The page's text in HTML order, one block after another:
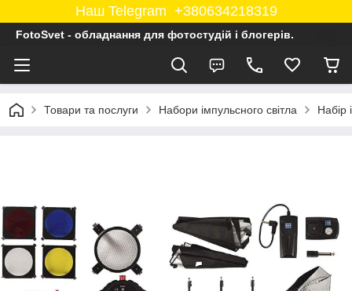
Наш Telegram +380634218319
FotoSvet - обладнання для фотостудій і блогерів.
Товари та послуги Набори імпульсного світла Набір